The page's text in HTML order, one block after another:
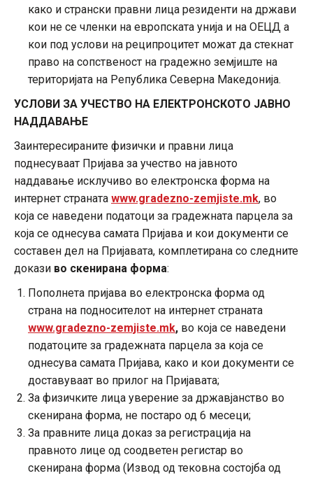
како и странски правни лица резиденти на држави
кои не се членки на европската унија и на ОЕЦД а
кои под услови на реципроцитет можат да стекнат
право на сопственост на градежно земјиште на
територијата на Република Северна Македонија.
УСЛОВИ ЗА УЧЕСТВО НА ЕЛЕКТРОНСКОТО ЈАВНО
НАДДАВАЊЕ
Заинтересираните физички и правни лица
поднесуваат Пријава за учество на јавното
наддавање исклучиво во електронска форма на
интернет страната www.gradezno-zemjiste.mk, во
која се наведени податоци за градежната парцела за
која се однесува самата Пријава и кои документи се
составен дел на Пријавата, комплетирана со следните
докази во скенирана форма:
Пополнета пријава во електронска форма од
страна на подносителот на интернет страната
www.gradezno-zemjiste.mk, во која се наведени
податоците за градежната парцела за која се
однесува самата Пријава, како и кои документи се
доставуваат во прилог на Пријавата;
За физичките лица уверение за државјанство во
скенирана форма, не постаро од 6 месеци;
За правните лица доказ за регистрација на
правното лице од соодветен регистар во
скенирана форма (Извод од тековна состојба од